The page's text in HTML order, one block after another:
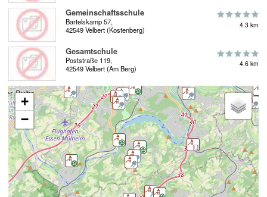
Gemeinschaftsschule
Bartelskamp 57,
42549 Velbert (Kostenberg)
4.3 km
Gesamtschule
Poststraße 119,
42549 Velbert (Am Berg)
4.6 km
+
−